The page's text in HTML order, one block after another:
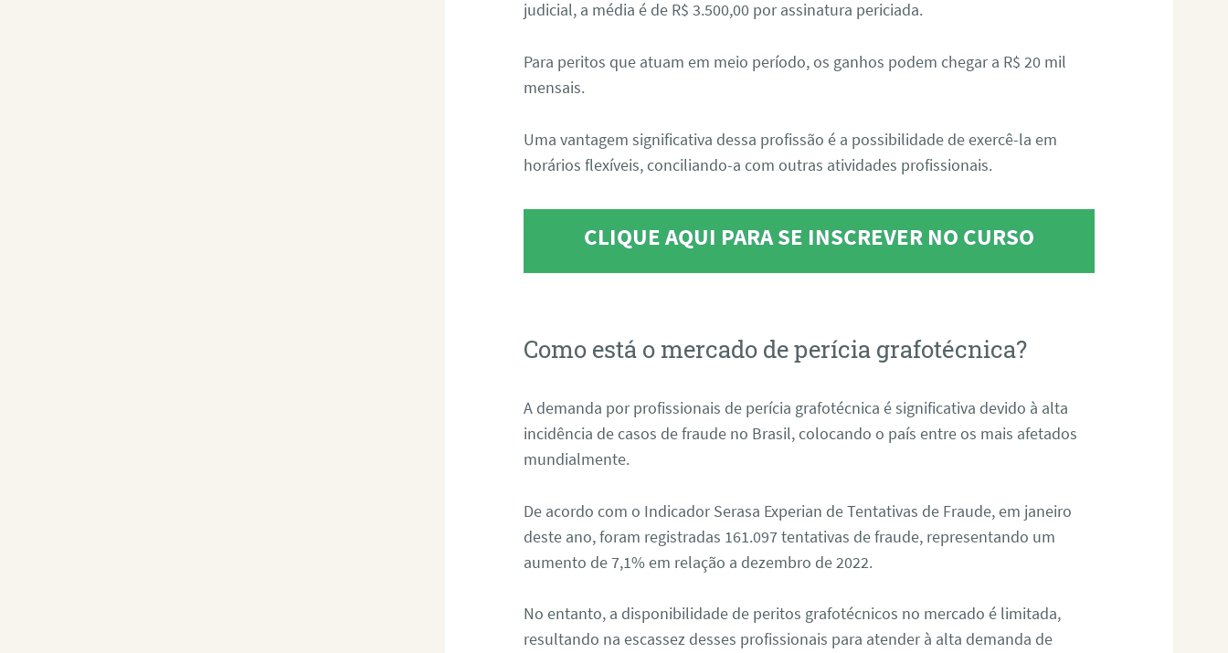
judicial, a média é de R$ 3.500,00 por assinatura periciada.
Para peritos que atuam em meio período, os ganhos podem chegar a R$ 20 mil
mensais.
Uma vantagem significativa dessa profissão é a possibilidade de exercê-la em
horários flexíveis, conciliando-a com outras atividades profissionais.
CLIQUE AQUI PARA SE INSCREVER NO CURSO
Como está o mercado de perícia grafotécnica?
A demanda por profissionais de perícia grafotécnica é significativa devido à alta
incidência de casos de fraude no Brasil, colocando o país entre os mais afetados
mundialmente.
De acordo com o Indicador Serasa Experian de Tentativas de Fraude, em janeiro
deste ano, foram registradas 161.097 tentativas de fraude, representando um
aumento de 7,1% em relação a dezembro de 2022.
No entanto, a disponibilidade de peritos grafotécnicos no mercado é limitada,
resultando na escassez desses profissionais para atender à alta demanda de